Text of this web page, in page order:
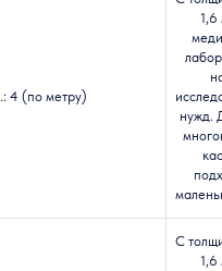
4 (по метру)
1,6
нужд.
С
1,6